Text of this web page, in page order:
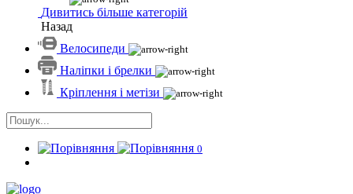
Дивитись більше категорій
Назад
Велосипеди
Наліпки і брелки
Кріплення і метізи
0